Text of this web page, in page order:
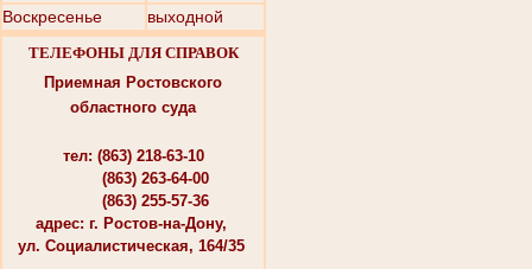
Воскресенье
выходной
ТЕЛЕФОНЫ ДЛЯ СПРАВОК
Приемная Ростовского
областного суда
тел: (863) 218-63-10
(863) 263-64-00
(863) 255-57-36
адрес: г. Ростов-на-Дону,
ул. Социалистическая, 164/35